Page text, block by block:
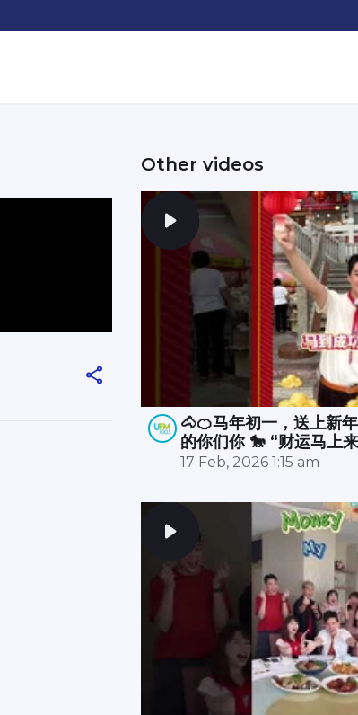
Other videos
🐴🍊马年初一，送上新
的你们你 🐎 “财运马上
17 Feb, 2026 1:15 am